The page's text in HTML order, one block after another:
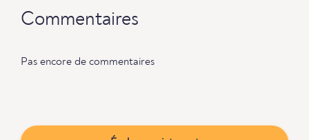
Commentaires
Pas encore de commentaires